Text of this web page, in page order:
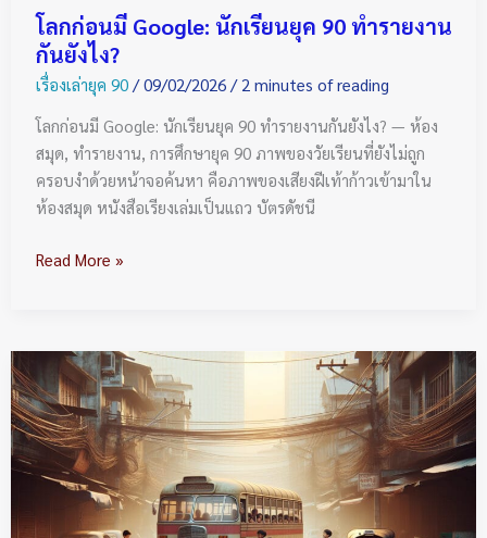
โลกก่อนมี Google: นักเรียนยุค 90 ทำรายงาน
กันยังไง?
เรื่องเล่ายุค 90/09/02/2026 / 2 minutes of reading
โลกก่อนมี Google: นักเรียนยุค 90 ทำรายงานกันยังไง? — ห้อง
สมุด, ทำรายงาน, การศึกษายุค 90 ภาพของวัยเรียนที่ยังไม่ถูก
ครอบงำด้วยหน้าจอค้นหา คือภาพของเสียงฝีเท้าก้าวเข้ามาใน
ห้องสมุด หนังสือเรียงเล่มเป็นแถว บัตรดัชนี
ไง?
Read More »
“รถเมล์
ครีม
แดง”
และ
การ
ทางใน